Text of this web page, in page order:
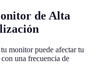
de Alta
monitor puede afectar tu
una frecuencia de